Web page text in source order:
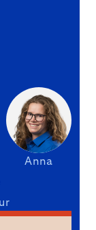
Anna